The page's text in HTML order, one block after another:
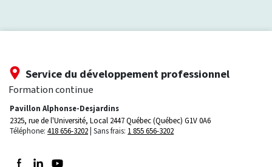
Service du développement professionnel
Formation continue
Pavillon Alphonse-Desjardins
2325, rue de l'Université, Local 2447Québec (Québec) G1V 0A6
Téléphone: 418 656-3202 Sans frais: 1 855 656-3202
Suivez-nous sur Facebook
Suivez-nous sur LinkedIn
Suivez-nous sur Youtube